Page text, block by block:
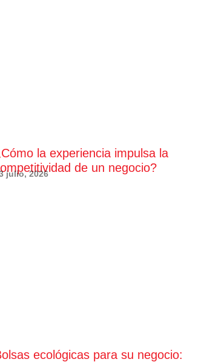
la experiencia impulsa la
de un negocio?
julio, 2026
ecológicas para su negocio: